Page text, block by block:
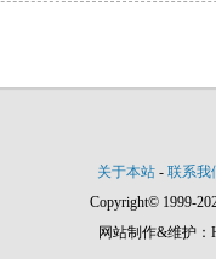
关于本站 - 联系我
Copyright© 1999-
网站制作&维护